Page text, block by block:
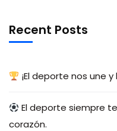
Recent Posts
¡El deporte nos une
El deporte siempre
corazón.